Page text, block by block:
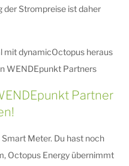
der Strompreise ist daher
mit dynamicOctopus heraus
WENDEpunkt Partners
Partner
Meter. Du hast noch
Octopus Energy übernimmt